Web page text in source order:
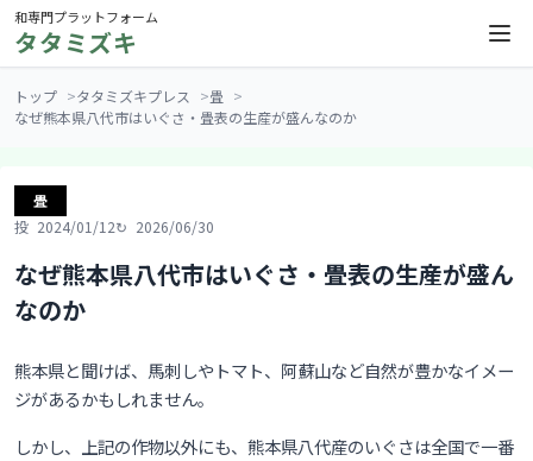
和専門プラットフォーム
タタミズキ
トップ タタミズキプレス
畳
なぜ熊本県八代市はいぐさ・畳表の生産が盛んなのか
畳
2024/01/12
2026/06/30
なぜ熊本県八代市はいぐさ・畳表の生産が盛ん
なのか
熊本県と聞けば、馬刺しやトマト、阿蘇山など自然が豊かなイメー
ジがあるかもしれません。
しかし、上記の作物以外にも、熊本県八代産のいぐさは全国で一番